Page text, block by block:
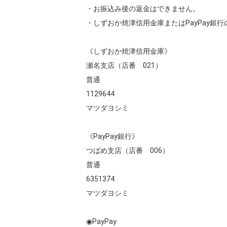
・お振込み後の返金はできません。
・しずおか焼津信用金庫またはPayPay銀行
《しずおか焼津信用金庫》
瀬名支店（店番　021）
普通
1129644
マツダヨシミ
《PayPay銀行》
つばめ支店（店番　006）
普通
6351374
マツダヨシミ
◉PayPay